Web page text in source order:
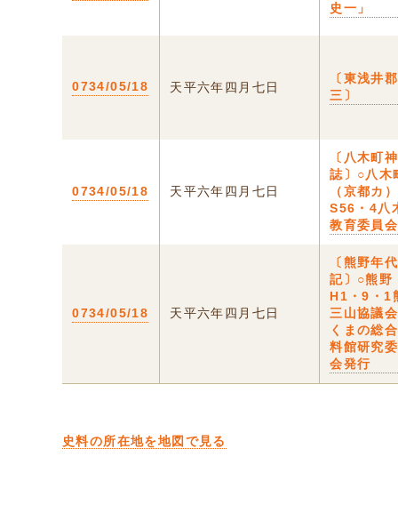
史一」
0734/05/18 天平六年四月七日
〔東浅井
三〕
0734/05/18 天平六年四月七日
〔八木町
誌〕○八木
（京都カ）
S56・4八
教育委員会
0734/05/18 天平六年四月七日
〔熊野年代
記〕○熊野
H1・9・1
三山協議
くまの総
料館研究
会発行
史料の所在地を地図で見る